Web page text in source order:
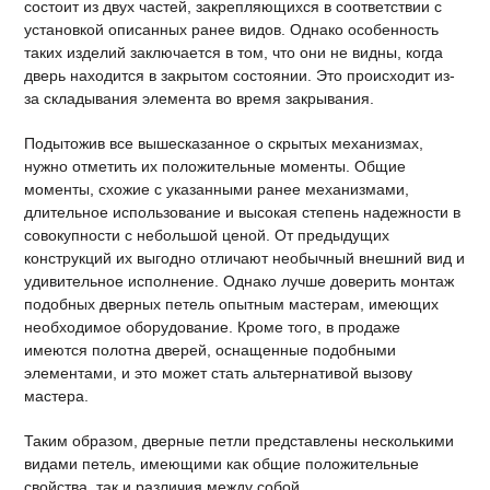
состоит из двух частей, закрепляющихся в соответствии с
установкой описанных ранее видов. Однако особенность
таких изделий заключается в том, что они не видны, когда
дверь находится в закрытом состоянии. Это происходит из-
за складывания элемента во время закрывания.
Подытожив все вышесказанное о скрытых механизмах,
нужно отметить их положительные моменты. Общие
моменты, схожие с указанными ранее механизмами,
длительное использование и высокая степень надежности в
совокупности с небольшой ценой. От предыдущих
конструкций их выгодно отличают необычный внешний вид и
удивительное исполнение. Однако лучше доверить монтаж
подобных дверных петель опытным мастерам, имеющих
необходимое оборудование. Кроме того, в продаже
имеются полотна дверей, оснащенные подобными
элементами, и это может стать альтернативой вызову
мастера.
Таким образом, дверные петли представлены несколькими
видами петель, имеющими как общие положительные